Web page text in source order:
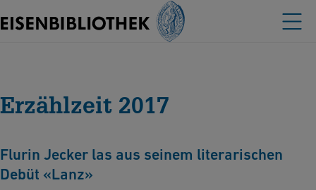
Erzählzeit 2017
Flurin Jecker las aus seinem literarischen
Debüt «Lanz»